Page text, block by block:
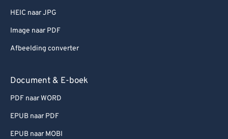
HEIC naar JPG
Image naar PDF
Afbeelding converter
Document & E-boek
PDF naar WORD
EPUB naar PDF
EPUB naar MOBI